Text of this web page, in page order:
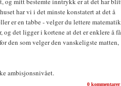
har vi i det minste konstatert at det å
er en tabbe - velger du lettere
det ligger i kortene at det er enklere å få
den som velger den vanskeligste matten,
ambisjonsnivået.
0 kommentarer